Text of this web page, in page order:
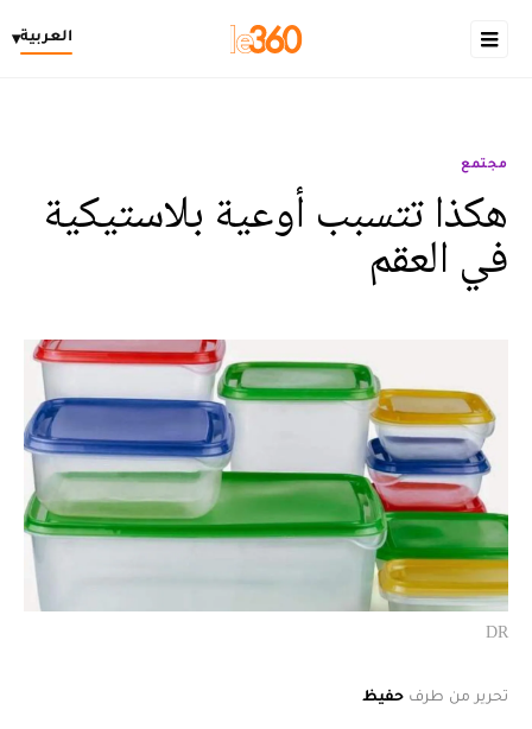
العربية▾
مجتمع
هكذا تتسبب أوعية بلاستيكية
في العقم
DR
تحرير من طرف حفيظ